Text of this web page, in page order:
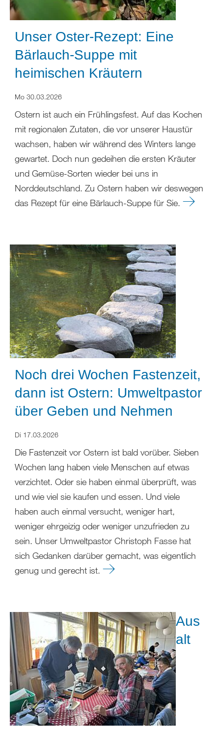
Unser Oster-Rezept: Eine
Bärlauch-Suppe mit
heimischen Kräutern
Mo 30.03.2026
Ostern ist auch ein Frühlingsfest. Auf das Kochen
mit regionalen Zutaten, die vor unserer Haustür
wachsen, haben wir während des Winters lange
gewartet. Doch nun gedeihen die ersten Kräuter
und Gemüse-Sorten wieder bei uns in
Norddeutschland. Zu Ostern haben wir deswegen
das Rezept für eine Bärlauch-Suppe für Sie.
Noch drei Wochen Fastenzeit,
dann ist Ostern: Umweltpastor
über Geben und Nehmen
Di 17.03.2026
Die Fastenzeit vor Ostern ist bald vorüber. Sieben
Wochen lang haben viele Menschen auf etwas
verzichtet. Oder sie haben einmal überprüft, was
und wie viel sie kaufen und essen. Und viele
haben auch einmal versucht, weniger hart,
weniger ehrgeizig oder weniger unzufrieden zu
sein. Unser Umweltpastor Christoph Fasse hat
sich Gedanken darüber gemacht, was eigentlich
genug und gerecht ist.
Aus
alt